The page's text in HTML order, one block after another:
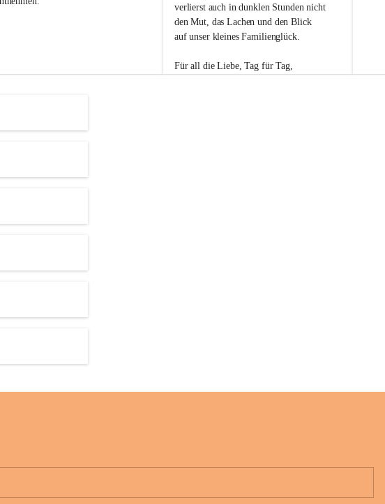
verlierst auch in dunklen Stunden nicht
den Mut, das Lachen und den Blick
auf unser kleines Familienglück.
Für all die Liebe, Tag für Tag,